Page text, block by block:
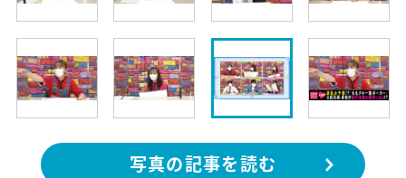
写真の記事を読む